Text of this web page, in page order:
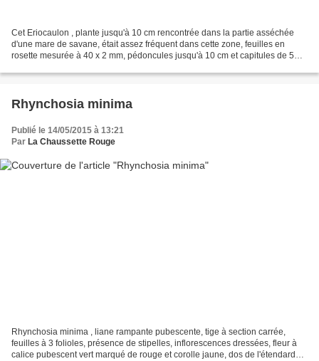
Cet Eriocaulon , plante jusqu'à 10 cm rencontrée dans la partie asséchée
d'une mare de savane, était assez fréquent dans cette zone, feuilles en
rosette mesurée à 40 x 2 mm, pédoncules jusqu'à 10 cm et capitules de 5
Rhynchosia minima
Publié le 14/05/2015 à 13:21
Par La Chaussette Rouge
Rhynchosia minima , liane rampante pubescente, tige à section carrée,
feuilles à 3 folioles, présence de stipelles, inflorescences dressées, fleur à
calice pubescent vert marqué de rouge et corolle jaune, dos de l'étendard